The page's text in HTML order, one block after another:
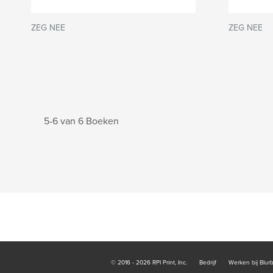
ZEG NEE ZEG NEE
5-6 van 6 Boeken
© 2016 - 2026 RPI Print, Inc. Bedrijf Werken bij Blurb